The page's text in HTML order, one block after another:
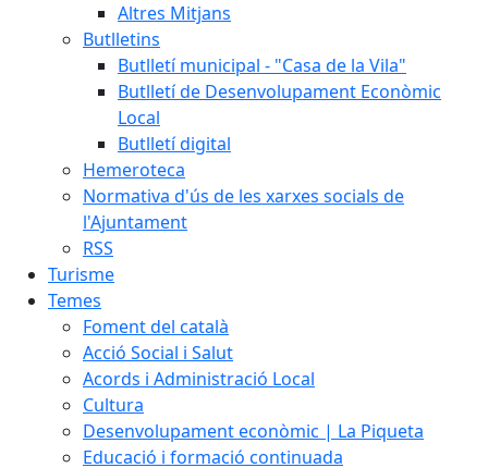
Altres Mitjans
Butlletins
Butlletí municipal - "Casa de la Vila"
Butlletí de Desenvolupament Econòmic
Local
Butlletí digital
Hemeroteca
Normativa d'ús de les xarxes socials de
l'Ajuntament
RSS
Turisme
Temes
Foment del català
Acció Social i Salut
Acords i Administració Local
Cultura
Desenvolupament econòmic | La Piqueta
Educació i formació continuada